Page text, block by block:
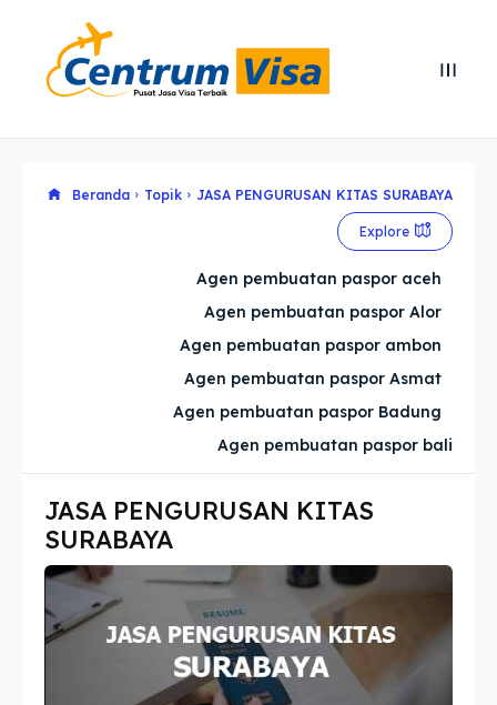
Cari
Cari
Explore our destinations
Imta
Legalisir
Apostille
Explore our destinations
Imta
Legalisir
Apostille
Beranda Topik JASA PENGURUSAN KITAS SURABAYA
Explore
Agen pembuatan paspor aceh
Agen pembuatan paspor Alor
Agen pembuatan paspor ambon
Agen pembuatan paspor Asmat
Agen pembuatan paspor Badung
Agen pembuatan paspor bali
JASA PENGURUSAN KITAS
SURABAYA